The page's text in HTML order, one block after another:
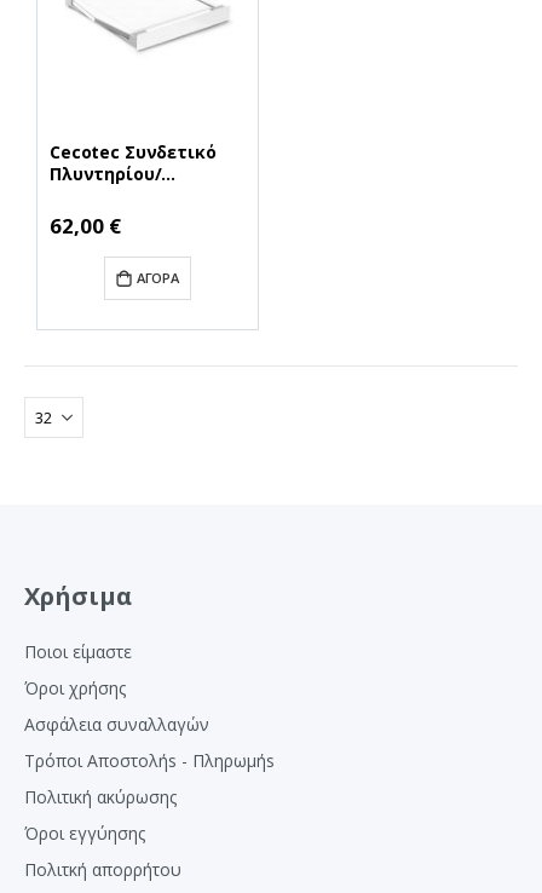
Cecotec Συνδετικό
Πλυντηρίου/
Πλαστικό με Συρτάρι
60 x 60 cm (CEC-02356)
62,00 €
ΑΓΟΡΆ
Χρήσιμα
Ποιοι είμαστε
Όροι χρήσης
Ασφάλεια συναλλαγών
Τρόποι Αποστολήs - Πληρωμήs
Πολιτική ακύρωσης
Όροι εγγύησης
Πολιτκή απορρήτου